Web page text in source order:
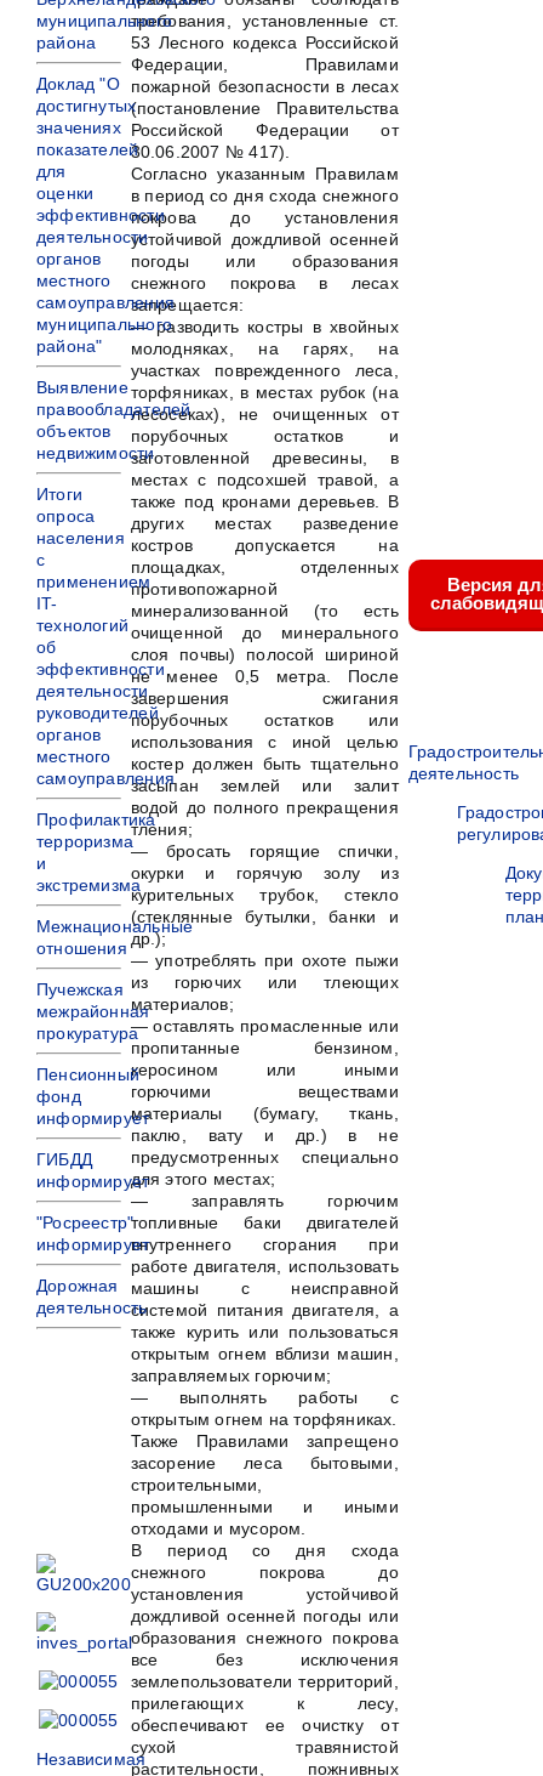
требования, установленные ст.
53 Лесного кодекса Российской
Федерации, Правилами
пожарной безопасности в лесах
(постановление Правительства
Российской Федерации от
30.06.2007 № 417).
Согласно указанным Правилам
в период со дня схода снежного
покрова до установления
устойчивой дождливой осенней
погоды или образования
снежного покрова в лесах
запрещается:
— разводить костры в хвойных
молодняках, на гарях, на
участках поврежденного леса,
торфяниках, в местах рубок (на
лесосеках), не очищенных от
порубочных остатков и
заготовленной древесины, в
местах с подсохшей травой, а
также под кронами деревьев. В
других местах разведение
костров допускается на
площадках, отделенных
противопожарной
минерализованной (то есть
очищенной до минерального
слоя почвы) полосой шириной
не менее 0,5 метра. После
завершения сжигания
порубочных остатков или
использования с иной целью
костер должен быть тщательно
засыпан землей или залит
водой до полного прекращения
тления;
— бросать горящие спички,
окурки и горячую золу из
курительных трубок, стекло
(стеклянные бутылки, банки и
др.);
— употреблять при охоте пыжи
из горючих или тлеющих
материалов;
— оставлять промасленные или
пропитанные бензином,
керосином или иными
горючими веществами
материалы (бумагу, ткань,
паклю, вату и др.) в не
предусмотренных специально
для этого местах;
— заправлять горючим
топливные баки двигателей
внутреннего сгорания при
работе двигателя, использовать
машины с неисправной
системой питания двигателя, а
также курить или пользоваться
открытым огнем вблизи машин,
заправляемых горючим;
— выполнять работы с
открытым огнем на торфяниках.
Также Правилами запрещено
засорение леса бытовыми,
строительными,
промышленными и иными
отходами и мусором.
В период со дня схода
снежного покрова до
установления устойчивой
дождливой осенней погоды или
образования снежного покрова
все без исключения
землепользователи территорий,
прилегающих к лесу,
обеспечивают ее очистку от
сухой травянистой
растительности, пожнивных
муниципального
района
Доклад "О
достигнутых
значениях
показателей
для
оценки
эффективности
деятельности
органов
местного
самоуправления
муниципального
района"
Выявление
правообладателей
объектов
недвижимости
Итоги
опроса
населения
с
применением
IT-
технологий
об
эффективности
деятельности
руководителей
органов
местного
самоуправления
Профилактика
терроризма
и
экстремизма
Межнациональные
отношения
Пучежская
межрайонная
прокуратура
Пенсионный
фонд
информирует
ГИБДД
информирует
"Росреестр"
информирует
Дорожная
деятельность
Независимая
Версия
деятельность